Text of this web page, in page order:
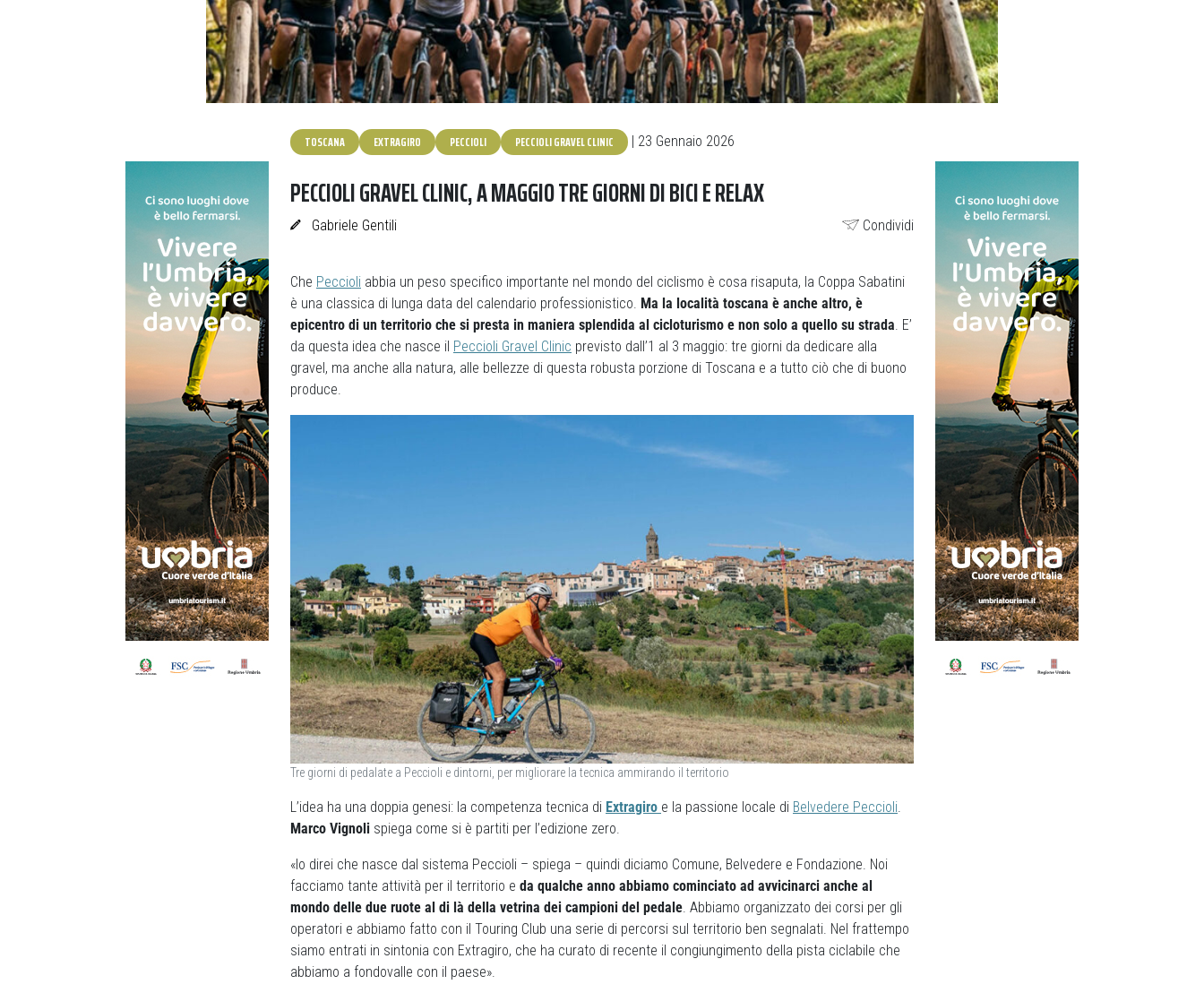
TOSCANA EXTRAGIRO PECCIOLI PECCIOLI GRAVEL CLINIC | 23 Gennaio 2026
PECCIOLI GRAVEL CLINIC, A MAGGIO TRE GIORNI DI BICI E RELAX
Gabriele Gentili Condividi
Che Peccioli abbia un peso specifico importante nel mondo del ciclismo è cosa risaputa, la Coppa Sabatini
è una classica di lunga data del calendario professionistico. Ma la località toscana è anche altro, è
epicentro di un territorio che si presta in maniera splendida al cicloturismo e non solo a quello su strada. E’
da questa idea che nasce il Peccioli Gravel Clinic previsto dall’1 al 3 maggio: tre giorni da dedicare alla
gravel, ma anche alla natura, alle bellezze di questa robusta porzione di Toscana e a tutto ciò che di buono
produce.
Tre giorni di pedalate a Peccioli e dintorni, per migliorare la tecnica ammirando il territorio
L’idea ha una doppia genesi: la competenza tecnica di Extragiro e la passione locale di Belvedere Peccioli
Marco Vignoli spiega come si è partiti per l’edizione zero.
«Io direi che nasce dal sistema Peccioli – spiega – quindi diciamo Comune, Belvedere e Fondazione. Noi
facciamo tante attività per il territorio e da qualche anno abbiamo cominciato ad avvicinarci anche al
mondo delle due ruote al di là della vetrina dei campioni del pedale . Abbiamo organizzato dei corsi per gli
operatori e abbiamo fatto con il Touring Club una serie di percorsi sul territorio ben segnalati. Nel frattempo
siamo entrati in sintonia con Extragiro, che ha curato di recente il congiungimento della pista ciclabile che
abbiamo a fondovalle con il paese».